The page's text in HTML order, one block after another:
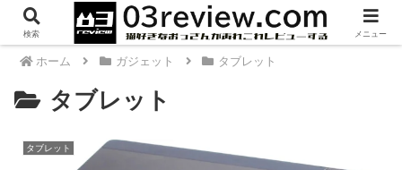
ホーム ガジェット タブレット
タブレット
タブレット
検索 メニュー